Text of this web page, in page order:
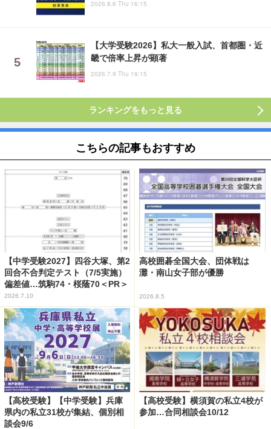
2026.8.6 Thu 16:15
【大学受験2026】私大一般入試、首都圏・近
畿で倍率上昇が顕著
2026.7.9 Thu 19:15
ランキングをもっと見る
こちらの記事もおすすめ
【中学受験2027】四谷大塚、第2
回合不合判定テスト（7/5実施）
偏差値…筑駒74・桜蔭70＜PR＞
2026.7.10
高校囲碁全国大会、団体戦は
灘・南山女子部が優勝
2026.8.5
【高校受験】【中学受験】兵庫
県内の私立31校が集結、個別相
談会9/6
【高校受験】横須賀の私立4校が
参加…合同相談会10/12